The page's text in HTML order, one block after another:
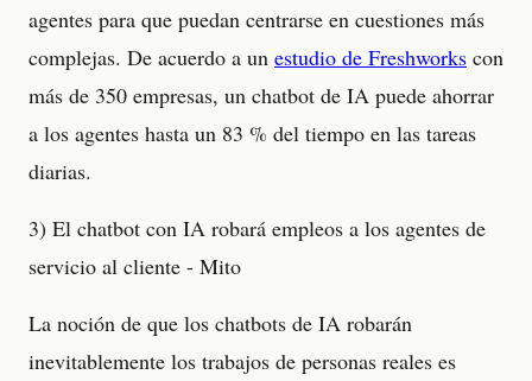
agentes para que puedan centrarse en cuestiones más
complejas. De acuerdo a un estudio de Freshworks con
más de 350 empresas, un chatbot de IA puede ahorrar
a los agentes hasta un 83 % del tiempo en las tareas
diarias.
3) El chatbot con IA robará empleos a los agentes de
servicio al cliente - Mito
La noción de que los chatbots de IA robarán
inevitablemente los trabajos de personas reales es